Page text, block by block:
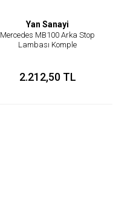
Yan Sanayi
Mercedes MB100 Arka Stop
Lambası Komple
2.212,50 TL